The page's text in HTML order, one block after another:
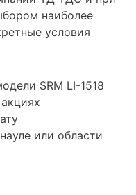
наиболее
условия
SRM LI-1518
или области